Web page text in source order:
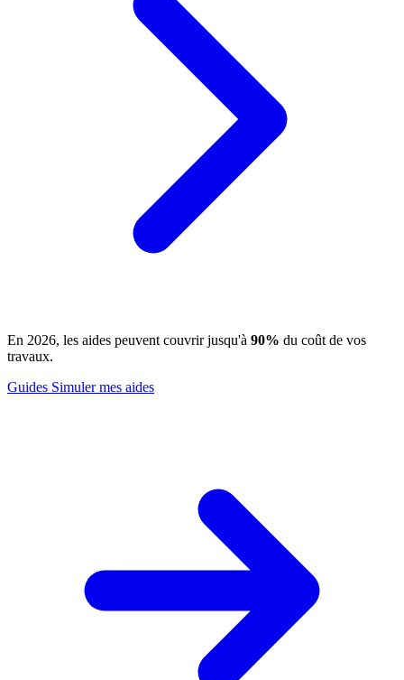
En 2026, les aides peuvent couvrir jusqu'à 90% du coût de vos
travaux.
Guides Simuler mes aides